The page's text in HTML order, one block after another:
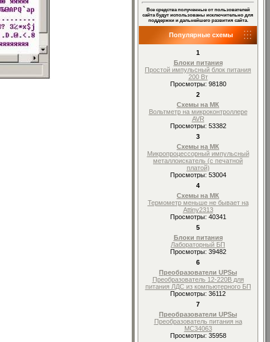
Все средства полученные от пользователей
сайта будут использованы исключительно для
поддержки и дальнейшего развития сайта.
Популярные схемы
1
Блоки питания
Простой импульсный блок питания
200 Вт
Просмотры: 98180
2
Схемы на МК
Вольтметр на микроконтроллере
AVR
Просмотры: 53382
3
Схемы на МК
Микропроцессорный импульсный
металлоискатель (с печатной
платой)
Просмотры: 53004
4
Схемы на МК
Термометр меньше не бывает на
Attiny2313
Просмотры: 40341
5
Блоки питания
Лабораторный БП
Просмотры: 39482
6
Преобразователи UPSы
Преобразователь 12-220В для
питания ЛДС из компьютерного БП
Просмотры: 36112
7
Преобразователи UPSы
Преобразователь питания на
MC34063
Просмотры: 35958